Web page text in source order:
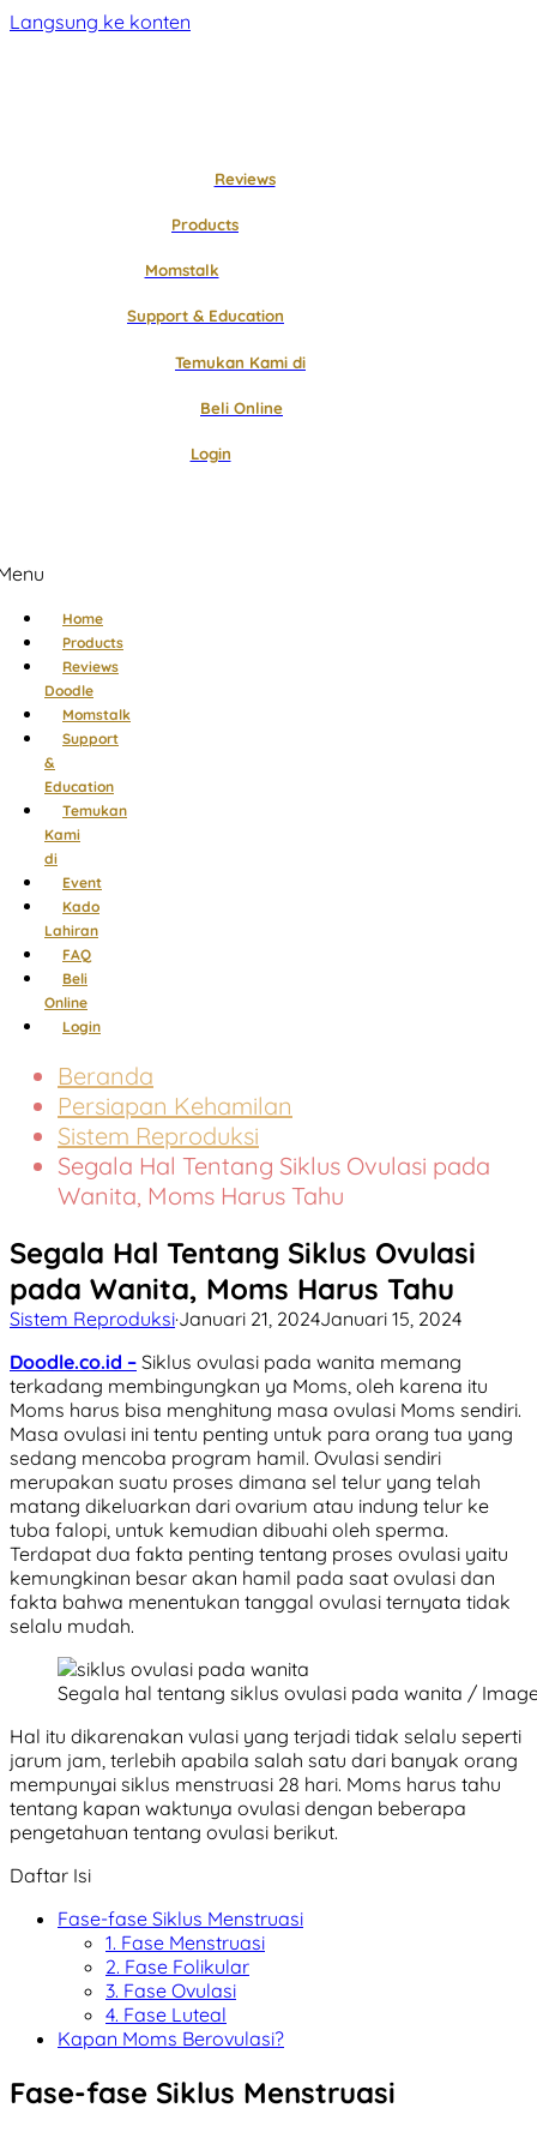
Langsung ke konten
Reviews
Products
Momstalk
Support & Education
Temukan Kami di
Beli Online
Login
Home
Products
Reviews
Doodle
Momstalk
Support
&
Education
Temukan
Kami
di
Event
Kado
Lahiran
FAQ
Beli
Online
Login
Beranda
Persiapan Kehamilan
Sistem Reproduksi
Segala Hal Tentang Siklus Ovulasi pada
Wanita, Moms Harus Tahu
Segala Hal Tentang Siklus Ovulasi
pada Wanita, Moms Harus Tahu
Sistem Reproduksi·Januari 21, 2024Januari 15, 2024
Doodle.co.id – Siklus ovulasi pada wanita memang
terkadang membingungkan ya Moms, oleh karena itu
Moms harus bisa menghitung masa ovulasi Moms sendiri.
Masa ovulasi ini tentu penting untuk para orang tua yang
sedang mencoba program hamil. Ovulasi sendiri
merupakan suatu proses dimana sel telur yang telah
matang dikeluarkan dari ovarium atau indung telur ke
tuba falopi, untuk kemudian dibuahi oleh sperma.
Terdapat dua fakta penting tentang proses ovulasi yaitu
kemungkinan besar akan hamil pada saat ovulasi dan
fakta bahwa menentukan tanggal ovulasi ternyata tidak
selalu mudah.
Segala hal tentang siklus ovulasi pada wanita /
Hal itu dikarenakan vulasi yang terjadi tidak selalu seperti
jarum jam, terlebih apabila salah satu dari banyak orang
mempunyai siklus menstruasi 28 hari. Moms harus tahu
tentang kapan waktunya ovulasi dengan beberapa
pengetahuan tentang ovulasi berikut.
Daftar Isi
Fase-fase Siklus Menstruasi
1. Fase Menstruasi
2. Fase Folikular
3. Fase Ovulasi
4. Fase Luteal
Kapan Moms Berovulasi?
Fase-fase Siklus Menstruasi